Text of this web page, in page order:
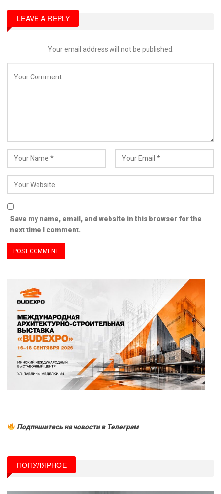
LEAVE A REPLY
Your email address will not be published.
Save my name, email, and website in this browser for the
next time I comment.
Подпишитесь на новости в Tелеграм
ПОПУЛЯРНОЕ